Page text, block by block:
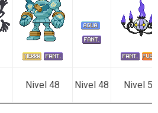
Nivel 48 Nivel 48 Nivel 50